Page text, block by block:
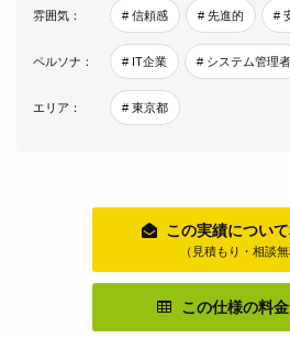
雰囲気： # 信頼感 # 先進的 #
ペルソナ： # IT企業 # システム管理者
エリア： # 東京都
この実績につい
（見積もり・相談無
この仕様の料